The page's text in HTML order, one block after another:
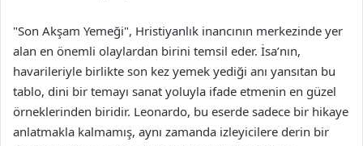
"Son Akşam Yemeği", Hristiyanlık inancının merkezinde yer
alan en önemli olaylardan birini temsil eder. İsa’nın,
havarileriyle birlikte son kez yemek yediği anı yansıtan bu
tablo, dini bir temayı sanat yoluyla ifade etmenin en güzel
örneklerinden biridir. Leonardo, bu eserde sadece bir hikaye
anlatmakla kalmamış, aynı zamanda izleyicilere derin bir